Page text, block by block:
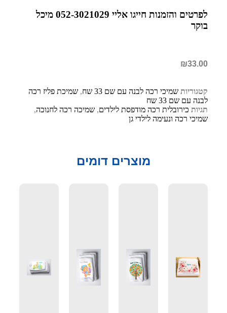
לפרטים והזמנות חייגו אליי 052-3021029 מיכל
בוקר
₪33.00
קטגוריות שמיכי רכה לבנה עם שם 33 שח , שמיכת פליז רכה
לבנה עם שם 33 שח
תגיות כירובלית רכה מודפסת לילדים, שמיכה רכה לחנוכה,
שמיכי רכה ונעימה לילדי גן
מוצרים דומים